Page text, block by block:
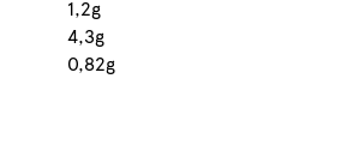
1,2g
4,3g
0,82g